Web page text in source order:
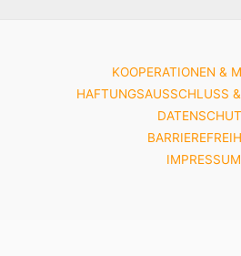
KOOPERATIONEN &
HAFTUNGSAUSSCHLUSS
IMPRESSUM